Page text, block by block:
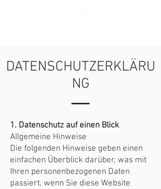
DATENSCHUTZERKLÄRU
NG
1. Datenschutz auf einen Blick
Allgemeine Hinweise
Die folgenden Hinweise geben einen
einfachen Überblick darüber, was mit
Ihren personenbezogenen Daten
passiert, wenn Sie diese Website